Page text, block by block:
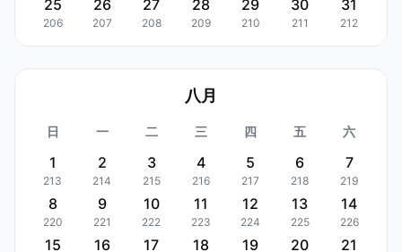
25
206
26
207
27
208
28
209
29
210
30
211
31
212
八月
日 一 二 三 四 五 六
1
213
2
214
3
215
4
216
5
217
6
218
7
219
8
220
9
221
10
222
11
223
12
224
13
225
14
226
15 16 17 18 19 20 21